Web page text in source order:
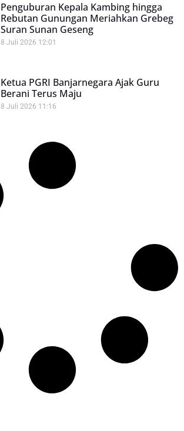
Penguburan Kepala Kambing hingga
Rebutan Gunungan Meriahkan Grebeg
Suran Sunan Geseng
8 Juli 2026 12:01
Ketua PGRI Banjarnegara Ajak Guru
Berani Terus Maju
8 Juli 2026 11:16